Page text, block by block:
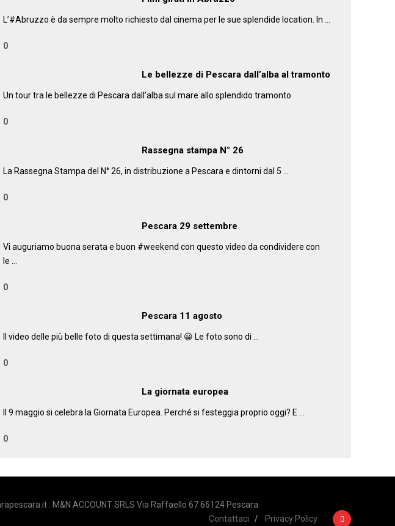
L’#Abruzzo è da sempre molto richiesto dal cinema per le sue splendide location. In …
0
Le bellezze di Pescara dall’alba al tramonto
Un tour tra le bellezze di Pescara dall’alba sul mare allo splendido tramonto
0
Rassegna stampa N° 26
La Rassegna Stampa del N° 26, in distribuzione a Pescara e dintorni dal 5 …
0
Pescara 29 settembre
Vi auguriamo buona serata e buon #weekend con questo video da condividere con
le …
0
Pescara 11 agosto
Il video delle più belle foto di questa settimana! 😀 Le foto sono di …
0
La giornata europea
Il 9 maggio si celebra la Giornata Europea. Perché si festeggia proprio oggi? E …
0
. M&N ACCOUNT SRLS Via Raffaello 67 65124 Pescara
Contattaci
Privacy Policy